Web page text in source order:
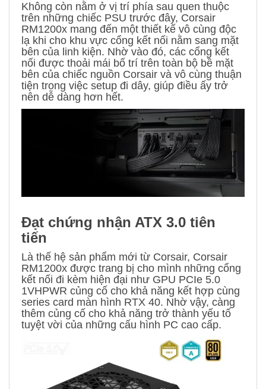
Không còn nằm ở vị trí phía sau quen thuộc
trên những chiếc PSU trước đây, Corsair
RM1200x mang đến một thiết kế vô cùng độc
lạ khi cho khu vực cổng kết nối nằm sang mặt
bên của linh kiện. Nhờ vào đó, các cổng kết
nối được thoải mái bố trí trên toàn bộ bề mặt
bên của chiếc nguồn Corsair và vô cùng thuận
tiện trong việc setup đi dây, giúp điều ấy trở
nên dễ dàng hơn hết.
Đạt chứng nhận ATX 3.0 tiên
tiến
Là thế hệ sản phẩm mới từ Corsair, Corsair
RM1200x được trang bị cho mình những cổng
kết nối đi kèm hiện đại như GPU PCIe 5.0
1VHPWR củng cố cho khả năng kết hợp cùng
series card màn hình RTX 40. Nhờ vậy, càng
thêm củng cố cho khả năng trở thành yếu tố
tuyệt vời của những cấu hình PC cao cấp.